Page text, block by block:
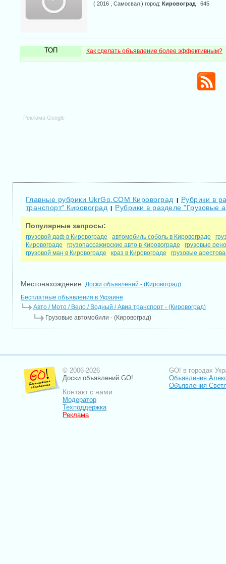
( 2016 , Самосвал ) город: Кировоград | 645
ТОП Как сделать объявление более эффективным?
Реклама Google
Главные рубрики UkrGo.COM Кировоград | Рубрики в
транспорт" Кировоград | Рубрики в разделе "Грузовые
Популярные запросы:
грузовой даф в Кировограде автомобиль соболь в Кировограде
Кировограде
грузопассажирские авто в Кировограде
грузовые
грузовой ман в Кировограде
краз в Кировограде грузовые
Местонахождение: Доски объявлений - (Кировоград)
Бесплатные объявления в Украине
Авто / Мото / Вело / Водный / Авиа транспорт - (Кировоград)
Грузовые автомобили - (Кировоград)
© 2006-2026
Доски объявлений GO!
Контакт с нами:
Модератор
Техподдержка
Реклама
GO! в городах
Объявления
Объявления